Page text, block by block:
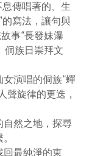
傳唱著的、生
的寫法，讓句與
事“長發妹瀑
侗族日崇拜文
演唱的侗族“蟬
聲旋律的更迭，
自然之地，探尋
回最純淨的東